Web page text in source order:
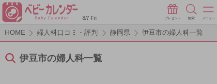
8/7 Fri プレゼント 検索 メニュー
HOME 婦人科口コミ・評判 静岡県 伊豆市の婦人科一覧
伊豆市の婦人科一覧